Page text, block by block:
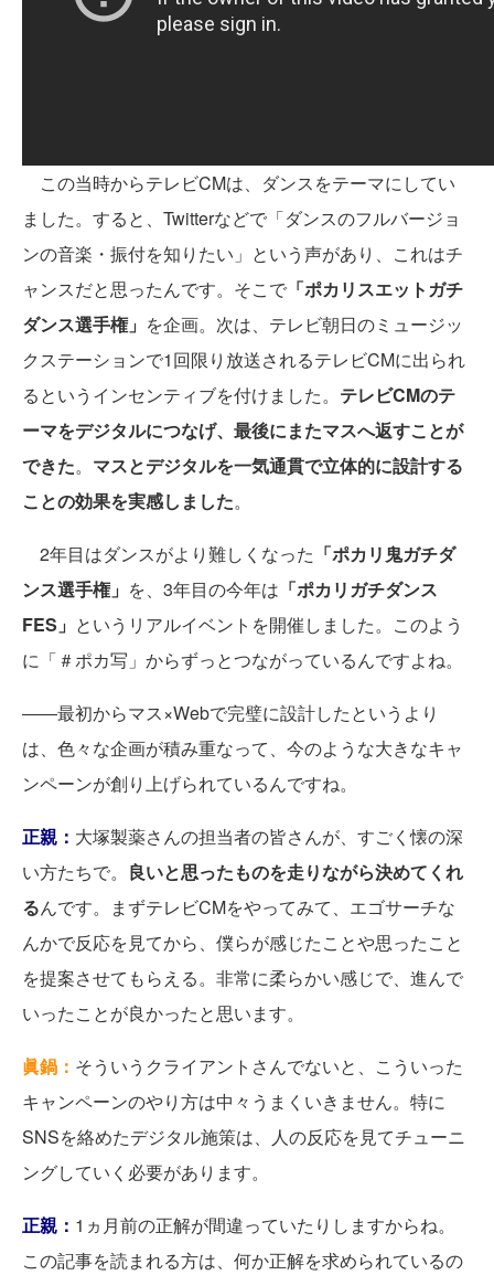
この当時からテレビCMは、ダンスをテーマにしてい
ました。すると、Twitterなどで「ダンスのフルバージョ
ンの音楽・振付を知りたい」という声があり、これはチ
ャンスだと思ったんです。そこで 「ポカリスエットガチ
ダンス選手権」 を企画。次は、テレビ朝日のミュージッ
クステーションで1回限り放送されるテレビCMに出られ
るというインセンティブを付けました。 テレビCMのテ
ーマをデジタルにつなげ、最後にまたマスへ返すことが
できた。 マスとデジタルを一気通貫で立体的に設計する
ことの効果を実感しました。
2年目はダンスがより難しくなった 「ポカリ鬼ガチダ
ンス選手権」 を、3年目の今年は 「ポカリガチダンス
FES」 というリアルイベントを開催しました。このよう
に「＃ポカ写」からずっとつながっているんですよね。
――最初からマス×Webで完璧に設計したというより
は、色々な企画が積み重なって、今のような大きなキャ
ンペーンが創り上げられているんですね。
正親： 大塚製薬さんの担当者の皆さんが、すごく懐の深
い方たちで。 良いと思ったものを走りながら決めてくれ
るんです。まずテレビCMをやってみて、エゴサーチな
んかで反応を見てから、僕らが感じたことや思ったこと
を提案させてもらえる。非常に柔らかい感じで、進んで
いったことが良かったと思います。
眞鍋： そういうクライアントさんでないと、こういった
キャンペーンのやり方は中々うまくいきません。特に
SNSを絡めたデジタル施策は、人の反応を見てチューニ
ングしていく必要があります。
正親： 1ヵ月前の正解が間違っていたりしますからね。
この記事を読まれる方は、何か正解を求められているの